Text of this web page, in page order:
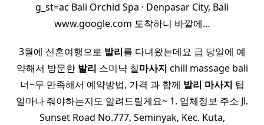
g_st=ac Bali Orchid Spa · Denpasar City, Bali
www.google.com 도착하니 바깥에…
3월에 신혼여행으로 발리를 다녀왔는데요 급 당일에 예
약해서 방문한 발리 스미냑 칠마사지 chill massage bali
너~무 만족해서 예약방법, 가격 과 함께 발리 마사지 팁
얼마나 줘야하는지도 알려드릴게요~ 1. 업체정보 주소 Jl.
Sunset Road No.777, Seminyak, Kec. Kuta,